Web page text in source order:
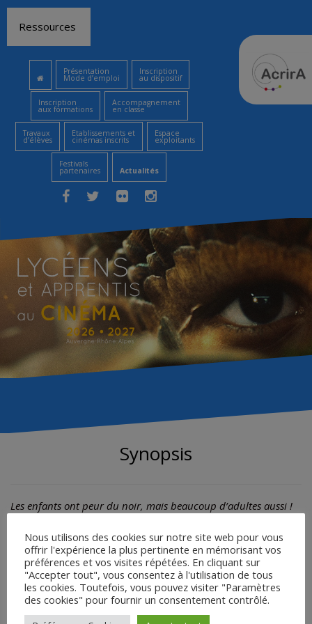
contenu
Ressources
Présentation
Mode d’emploi
Inscription
au dispositif
Inscription
aux formations
Accompagnement
en classe
Travaux
d’élèves
Etablissements et
cinémas inscrits
Espace
exploitants
Festivals
partenaires Actualités
Synopsis
Les enfants ont peur du noir, mais beaucoup d’adultes aussi !
présence de bêtes, d’insectes ou de tous êtres malveillants.
Dans le langage populaire, on a des idées noires, on vit dans
une misère noire ou encore nous avons de noirs
pressentiments…
Cette sensation d’inquiétude rattachée au noir remonte à la
nuit des temps.
Nous utilisons des cookies sur notre site web pour vous
offrir l'expérience la plus pertinente en mémorisant vos
préférences et vos visites répétées. En cliquant sur
"Accepter tout", vous consentez à l'utilisation de tous
les cookies. Toutefois, vous pouvez visiter "Paramètres
des cookies" pour fournir un consentement contrôlé.